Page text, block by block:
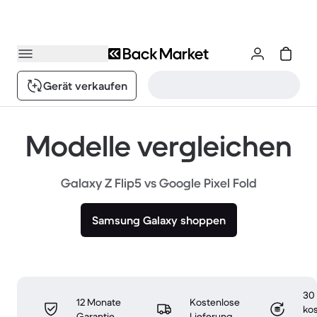
Gerät verkaufen
Modelle vergleichen
Galaxy Z Flip5 vs Google Pixel Fold
Samsung Galaxy shoppen
12 Monate
Kostenlose
30